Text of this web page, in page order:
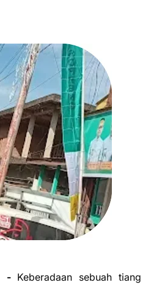
-Keberadaan sebuah tiang